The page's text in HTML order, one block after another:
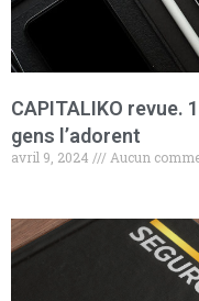
CAPITALIKO revue.
gens l’adorent
avril 9, 2024 Aucun